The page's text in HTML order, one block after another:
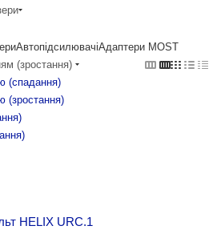
АвтопідсилювачіАдаптери MOST
(зростання)
(cпадання)
(зростання)